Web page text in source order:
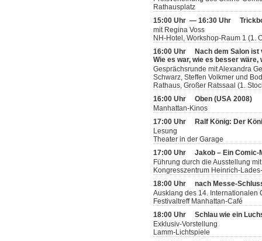
Rathausplatz
15:00 Uhr — 16:30 Uhr
mit Regina Voss
NH-Hotel, Workshop-Raum 1 (1.
16:00 Uhr
Nach dem Salon ist
Wie es war, wie es besser
Gesprächsrunde mit Alexandra
Schwarz, Steffen Volkmer und
Rathaus, Großer Ratssaal (1.
16:00 Uhr Oben (USA 2008)
Manhattan-Kinos
17:00 Uhr
Ralf König: Der
Lesung
Theater in der Garage
17:00 Uhr Jakob – Ein Comic-
Führung durch die Ausstellung
Kongresszentrum Heinrich-
18:00 Uhr nach Messe-
Ausklang des 14. Internationalen
Festivaltreff Manhattan-Café
18:00 Uhr Schlau wie ein
Exklusiv-Vorstellung
Lamm-Lichtspiele